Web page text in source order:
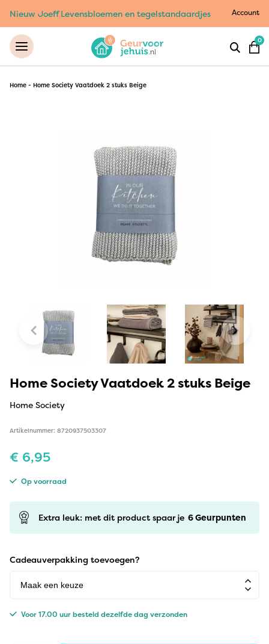
Nieuw Joeff Levensbloemen en tegelstandaardjes Account
0
Home - Home Society Vaatdoek 2 stuks Beige
Home Society Vaatdoek 2 stuks Beige
Home Society
Artikelnummer: 8720937503307
€ 6,95
Op voorraad
Extra leuk: met dit product spaar je 6Geurpunten
Cadeauverpakking toevoegen?
Voor 17.00 uur besteld dezelfde dag verzonden